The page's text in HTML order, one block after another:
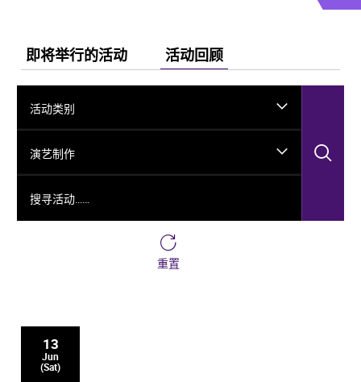
即将举行的活动 活动回顾
活动类别
演艺制作
重置
13
Jun
(Sat)